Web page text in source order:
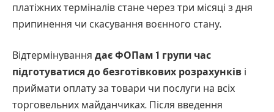
платіжних терміналів стане через три місяці з дня
припинення чи скасування воєнного стану.
Відтермінування дає ФОПам 1 групи час
підготуватися до безготівкових розрахунків і
приймати оплату за товари чи послуги на всіх
торговельних майданчиках. Після введення